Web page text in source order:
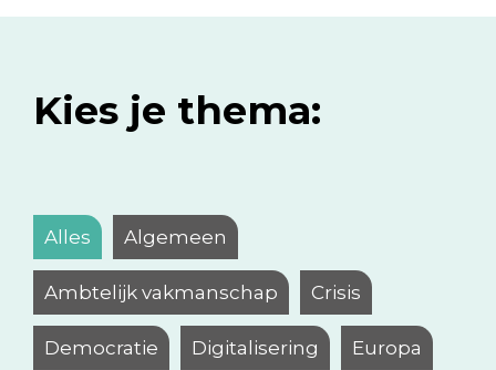
Kies je thema:
Alles Algemeen
Ambtelijk vakmanschap Crisis
Democratie Digitalisering Europa